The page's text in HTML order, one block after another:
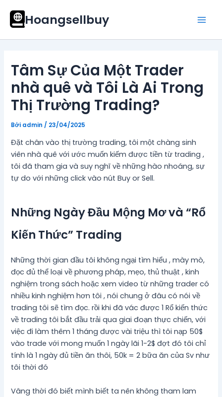
dung
Hoangsellbuy
Tâm Sự Của Một Trader
nhà quê và Tôi Là Ai Trong
Thị Trường Trading?
Bởi admin / 23/04/2025
Đặt chân vào thị trường trading, tôi một chàng sinh
viên nhà quê với ước muốn kiếm được tiền từ trading ,
tôi đã tham gia và suy nghĩ về những hào nhoáng, sự
tự do với những click vào nút Buy or Sell.
Những Ngày Đầu Mộng Mơ và “Rổ
Kiến Thức” Trading
Những thời gian đầu tôi không ngại tìm hiểu , mày mò,
đọc đủ thể loại về phương pháp, mẹo, thủ thuật , kinh
nghiệm trong sách hoặc xem video từ những trader có
nhiều kinh nghiệm hơn tôi , nói chung ở đâu có nói về
trading tôi sẽ tìm đọc. rồi khi đã vác được 1 Rổ kiến thức
về trading tôi bắt đầu trải qua giai đoạn thực chiến, với
việc đi làm thêm 1 tháng được vài triệu thì tôi nạp 50$
vào trade với mong muốn 1 ngày lãi 1-2$ đợt đó tôi chỉ
tính là 1 ngày đủ tiền ăn thôi, 50k = 2 bữa ăn của Sv như
tôi thời đó
Vâng thời đó biết mình biết ta nên không tham lam